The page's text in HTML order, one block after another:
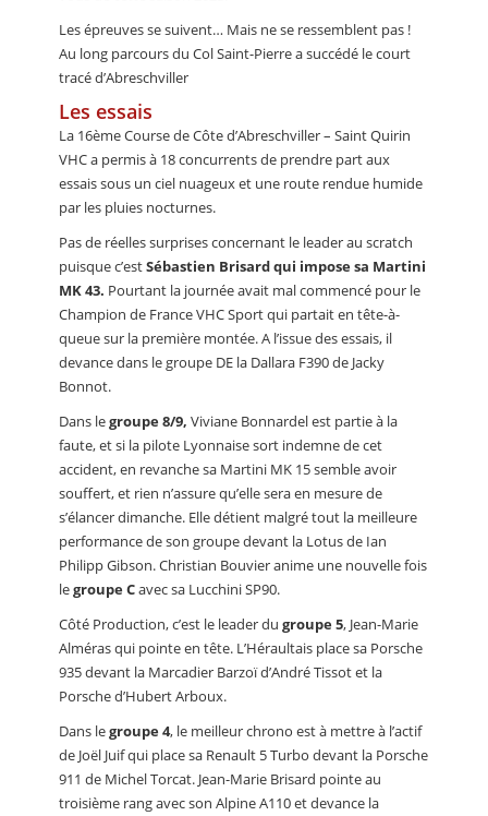
Les épreuves se suivent… Mais ne se ressemblent pas !
Au long parcours du Col Saint-Pierre a succédé le court
tracé d’Abreschviller
Les essais
La 16ème Course de Côte d’Abreschviller – Saint Quirin
VHC a permis à 18 concurrents de prendre part aux
essais sous un ciel nuageux et une route rendue humide
par les pluies nocturnes.
Pas de réelles surprises concernant le leader au scratch
puisque c’estSébastien Brisard qui impose sa Martini
MK 43. Pourtant la journée avait mal commencé pour le
Champion de France VHC Sport qui partait en tête-à-
queue sur la première montée. A l’issue des essais, il
devance dans le groupe DE la Dallara F390 de Jacky
Bonnot.
Dans legroupe 8/9, Viviane Bonnardel est partie à la
faute, et si la pilote Lyonnaise sort indemne de cet
accident, en revanche sa Martini MK 15 semble avoir
souffert, et rien n’assure qu’elle sera en mesure de
s’élancer dimanche. Elle détient malgré tout la meilleure
performance de son groupe devant la Lotus de Ian
Philipp Gibson. Christian Bouvier anime une nouvelle fois
legroupe Cavec sa Lucchini SP90.
Côté Production, c’est le leader du groupe 5, Jean-Marie
Alméras qui pointe en tête. L’Héraultais place sa Porsche
935 devant la Marcadier Barzoï d’André Tissot et la
Porsche d’Hubert Arboux.
Dans legroupe 4, le meilleur chrono est à mettre à l’actif
de Joël Juif qui place sa Renault 5 Turbo devant la Porsche
911 de Michel Torcat. Jean-Marie Brisard pointe au
troisième rang avec son Alpine A110 et devance la